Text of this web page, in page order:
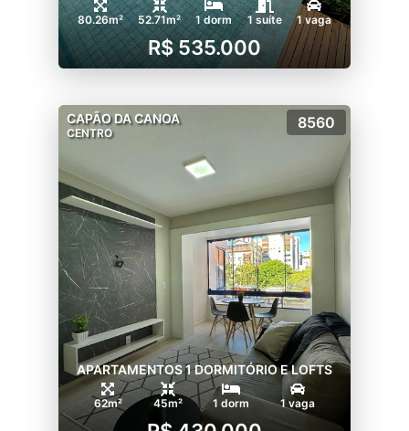
80.26m² 52.71m² 1 dorm 1 suíte 1 vaga
R$ 535.000
CAPÃO DA CANOA
CENTRO
8560
APARTAMENTOS 1 DORMITÓRIO E LOFTS
62m² 45m² 1 dorm 1 vaga